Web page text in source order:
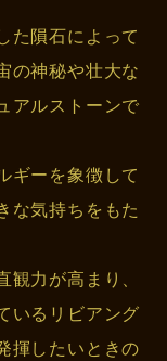
た隕石によって
の神秘や壮大な
アルストーンで
ギーを象徴して
な気持ちをもた
力が高まり、
いるリビアング
揮したいときの